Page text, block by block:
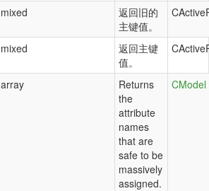
mixed
返回旧的
主键值。
mixed
返回主键
值。
array
Returns
the
attribute
names
that are
safe to be
massively
assigned.
CModel